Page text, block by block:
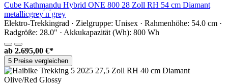
Cube Kathmandu Hybrid ONE 800 28 Zoll RH 54 cm Diamant
metallicgrey ́n ́grey
Elektro-Trekkingrad · Zielgruppe: Unisex · Rahmenhöhe: 54.0 cm ·
Radgröße: 28.0" · Akkukapazität (Wh): 800 Wh
ab 2.695,00 €*
5 Preise vergleichen